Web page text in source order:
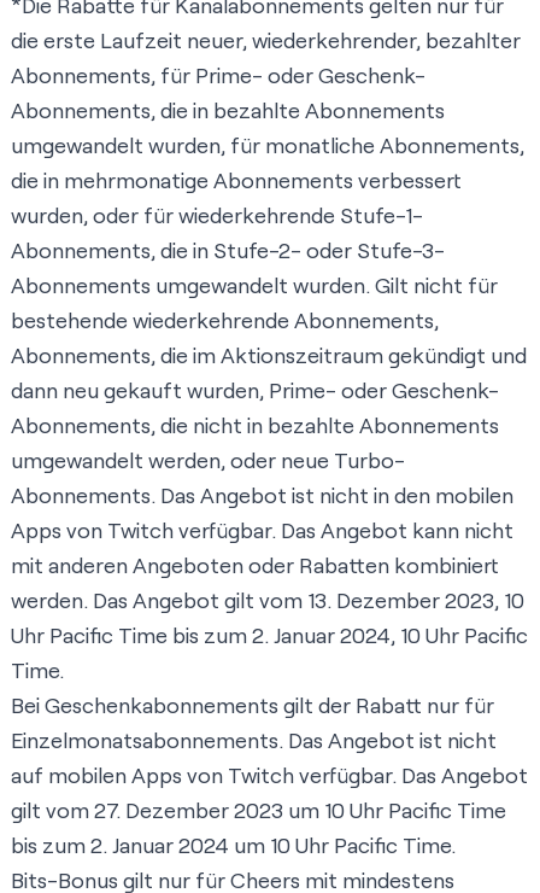
die erste Laufzeit neuer, wiederkehrender, bezahlter
Abonnements, für Prime- oder Geschenk-
Abonnements, die in bezahlte Abonnements
umgewandelt wurden, für monatliche Abonnements,
die in mehrmonatige Abonnements verbessert
wurden, oder für wiederkehrende Stufe-1-
Abonnements, die in Stufe-2- oder Stufe-3-
Abonnements umgewandelt wurden. Gilt nicht für
bestehende wiederkehrende Abonnements,
Abonnements, die im Aktionszeitraum gekündigt und
dann neu gekauft wurden, Prime- oder Geschenk-
Abonnements, die nicht in bezahlte Abonnements
umgewandelt werden, oder neue Turbo-
Abonnements. Das Angebot ist nicht in den mobilen
Apps von Twitch verfügbar. Das Angebot kann nicht
mit anderen Angeboten oder Rabatten kombiniert
werden. Das Angebot gilt vom 13. Dezember 2023, 10
Uhr Pacific Time bis zum 2. Januar 2024, 10 Uhr Pacific
Time.
Bei Geschenkabonnements gilt der Rabatt nur für
Einzelmonatsabonnements. Das Angebot ist nicht
auf mobilen Apps von Twitch verfügbar. Das Angebot
gilt vom 27. Dezember 2023 um 10 Uhr Pacific Time
bis zum 2. Januar 2024 um 10 Uhr Pacific Time.
Bits-Bonus gilt nur für Cheers mit mindestens